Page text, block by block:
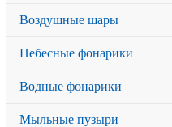
Воздушные шары
Небесные фонарики
Водные фонарики
Мыльные пузыри